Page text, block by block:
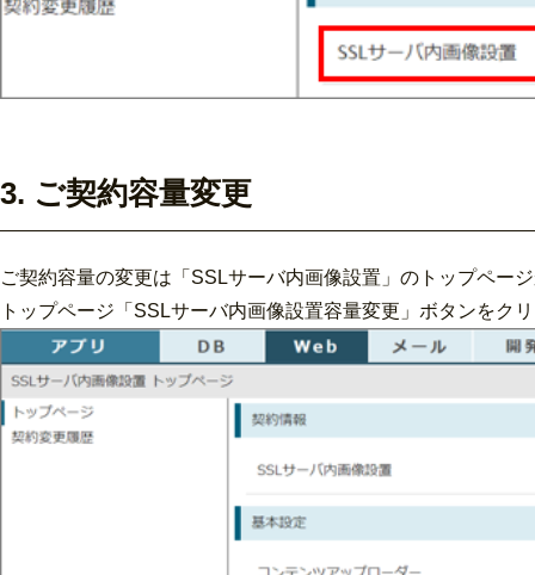
3. ご契約容量変更
ご契約容量の変更は「SSLサーバ内画像設置」のトップペー
トップページ「SSLサーバ内画像設置容量変更」ボタンをク